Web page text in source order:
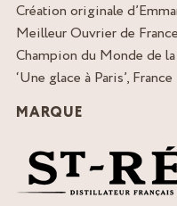
Création originale
Meilleur Ouvrier de
Champion du Monde de
‘Une glace à Paris’, France
MARQUE